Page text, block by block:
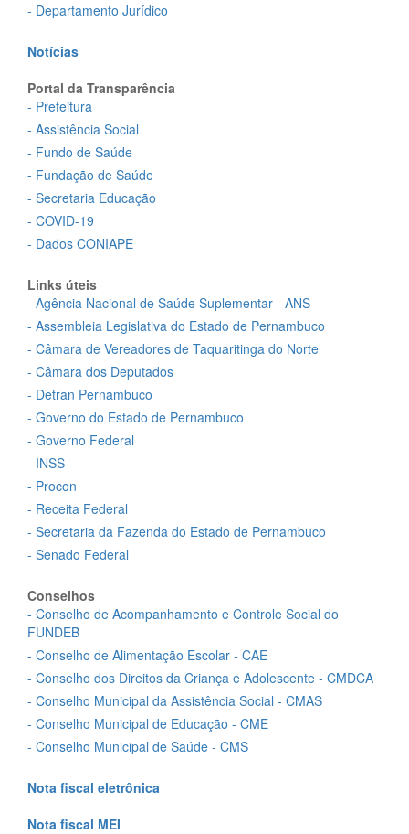
- Departamento Jurídico
Notícias
Portal da Transparência
- Prefeitura
- Assistência Social
- Fundo de Saúde
- Fundação de Saúde
- Secretaria Educação
- COVID-19
- Dados CONIAPE
Links úteis
- Agência Nacional de Saúde Suplementar - ANS
- Assembleia Legislativa do Estado de Pernambuco
- Câmara de Vereadores de Taquaritinga do Norte
- Câmara dos Deputados
- Detran Pernambuco
- Governo do Estado de Pernambuco
- Governo Federal
- INSS
- Procon
- Receita Federal
- Secretaria da Fazenda do Estado de Pernambuco
- Senado Federal
Conselhos
- Conselho de Acompanhamento e Controle Social do
FUNDEB
- Conselho de Alimentação Escolar - CAE
- Conselho dos Direitos da Criança e Adolescente - CMDCA
- Conselho Municipal da Assistência Social - CMAS
- Conselho Municipal de Educação - CME
- Conselho Municipal de Saúde - CMS
Nota fiscal eletrônica
Nota fiscal MEI